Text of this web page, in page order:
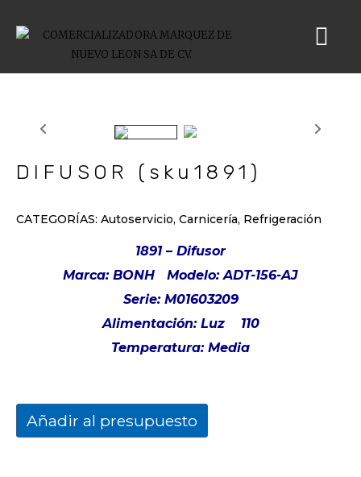
DIFUSOR (sku1891)
CATEGORÍAS: Autoservicio, Carnicería, Refrigeración
1891 – Difusor
Marca: BONH Modelo: ADT-156-AJ
Serie: M01603209
Alimentación: Luz
110
Temperatura: Media
Añadir al presupuesto